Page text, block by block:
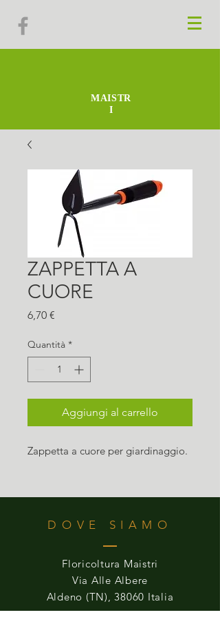
MAISTR
I
ZAPPETTA A
CUORE
6,70 €
Quantità *
Aggiungi al carrello
Zappetta a cuore per giardinaggio.
DOVE SIAMO
Floricoltura Maistri
Via Alle Albere
Aldeno (TN), 38060 Italia